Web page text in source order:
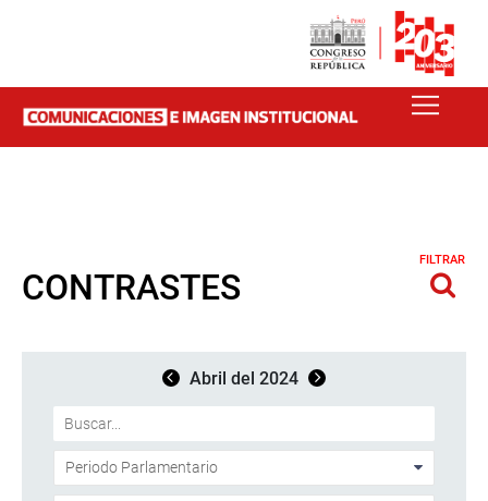
CONTRASTES
FILTRAR
Abril del 2024